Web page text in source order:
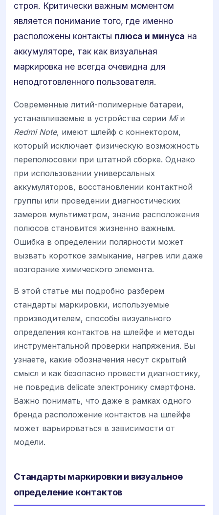
строя. Критически важным моментом
является понимание того, где именно
расположены контакты плюса и минуса на
аккумуляторе, так как визуальная
маркировка не всегда очевидна для
неподготовленного пользователя.
Современные литий-полимерные батареи,
устанавливаемые в устройства серии Miи
Redmi Note, имеют шлейф с коннектором,
который исключает физическую возможность
переполюсовки при штатной сборке. Однако
при использовании универсальных
аккумуляторов, восстановлении контактной
группы или проведении диагностических
замеров мультиметром, знание расположения
полюсов становится жизненно важным.
Ошибка в определении полярности может
вызвать короткое замыкание, нагрев или даже
возгорание химического элемента.
В этой статье мы подробно разберем
стандарты маркировки, используемые
производителем, способы визуального
определения контактов на шлейфе и методы
инструментальной проверки напряжения. Вы
узнаете, какие обозначения несут скрытый
смысл и как безопасно провести диагностику,
не повредив delicate электронику смартфона.
Важно понимать, что даже в рамках одного
бренда расположение контактов на шлейфе
может варьироваться в зависимости от
модели.
Стандарты маркировки и визуальное
определение контактов